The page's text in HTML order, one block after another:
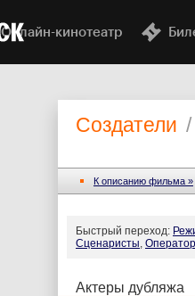
Онлайн-кинотеатр
Создатели /
К описанию фильма »
Быстрый переход:
Сценаристы, Оператор
Актеры дубляжа